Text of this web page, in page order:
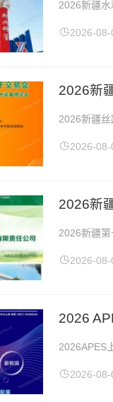
2026新疆
会地点：新
2026-08-
2026新
2026新疆
点：新疆国
2026-08-
2026新
2026新疆
会地址：新
2026-08-
2026
2026APES
（上海）
2026-08-